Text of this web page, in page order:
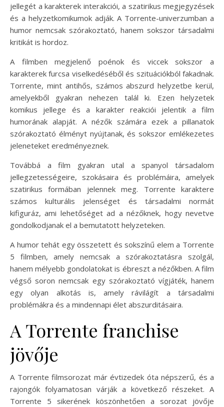
jellegét a karakterek interakciói, a szatirikus megjegyzések
és a helyzetkomikumok adják. A Torrente-univerzumban a
humor nemcsak szórakoztató, hanem sokszor társadalmi
kritikát is hordoz.
A filmben megjelenő poénok és viccek sokszor a
karakterek furcsa viselkedéséből és szituációkból fakadnak.
Torrente, mint antihős, számos abszurd helyzetbe kerül,
amelyekből gyakran nehezen talál ki. Ezen helyzetek
komikus jellege és a karakter reakciói jelentik a film
humorának alapját. A nézők számára ezek a pillanatok
szórakoztató élményt nyújtanak, és sokszor emlékezetes
jeleneteket eredményeznek.
Továbbá a film gyakran utal a spanyol társadalom
jellegzetességeire, szokásaira és problémáira, amelyek
szatirikus formában jelennek meg. Torrente karaktere
számos kulturális jelenséget és társadalmi normát
kifiguráz, ami lehetőséget ad a nézőknek, hogy nevetve
gondolkodjanak el a bemutatott helyzeteken.
A humor tehát egy összetett és sokszínű elem a Torrente
5 filmben, amely nemcsak a szórakoztatásra szolgál,
hanem mélyebb gondolatokat is ébreszt a nézőkben. A film
végső soron nemcsak egy szórakoztató vígjáték, hanem
egy olyan alkotás is, amely rávilágít a társadalmi
problémákra és a mindennapi élet abszurditásaira.
A Torrente franchise
jövője
A Torrente filmsorozat már évtizedek óta népszerű, és a
rajongók folyamatosan várják a következő részeket. A
Torrente 5 sikerének köszönhetően a sorozat jövője